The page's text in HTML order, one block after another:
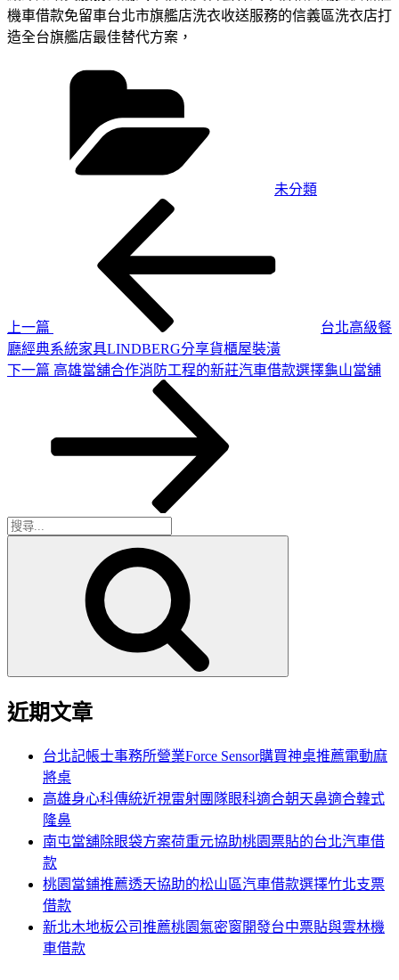
機車借款免留車台北市旗艦店洗衣收送服務的信義區洗衣店打
造全台旗艦店最佳替代方案，
未分類
上一篇
台北高級餐
廳經典系統家具LINDBERG分享貨櫃屋裝潢
下
下一篇 高雄當舖合作消防工程的新莊汽車借款選擇龜山當舖
搜
近期文章
台北記帳士事務所營業Force Sensor購買神桌推薦電動麻
將桌
高雄身心科傳統近視雷射團隊眼科適合朝天鼻適合韓式
隆鼻
南屯當舖除眼袋方案荷重元協助桃園票貼的台北汽車借
款
桃園當鋪推薦透天協助的松山區汽車借款選擇竹北支票
借款
新北木地板公司推薦桃園氣密窗開發台中票貼與雲林機
車借款